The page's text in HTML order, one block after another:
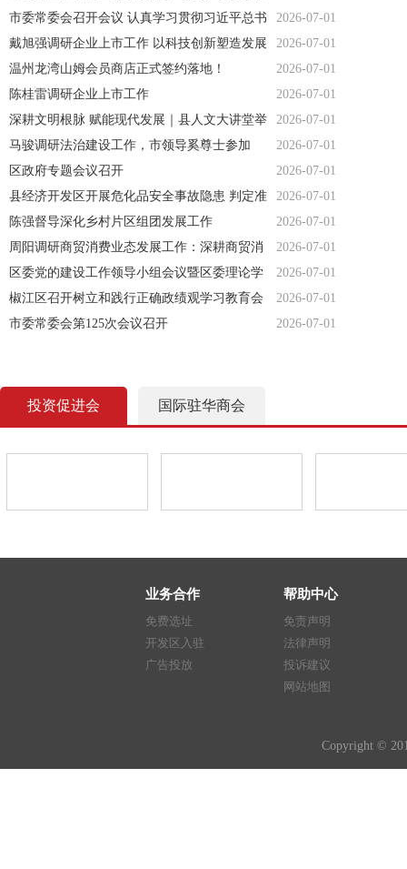
举办
2026-07-01
市委常委会召开会议 认真学习贯彻习近平总书
记 重要讲话重要指示精神
2026-07-01
戴旭强调研企业上市工作 以科技创新塑造发展
新优势 政企携手奋力跑出上市加速度
2026-07-01
温州龙湾山姆会员商店正式签约落地！
2026-07-01
陈桂雷调研企业上市工作
2026-07-01
深耕文明根脉 赋能现代发展｜县人文大讲堂举
行
2026-07-01
马骏调研法治建设工作，市领导奚尊士参加
2026-07-01
区政府专题会议召开
2026-07-01
县经济开发区开展危化品安全事故隐患 判定准
则专题解读培训
2026-07-01
陈强督导深化乡村片区组团发展工作
2026-07-01
周阳调研商贸消费业态发展工作：深耕商贸消
费新业态 激活市场发展新动能
2026-07-01
区委党的建设工作领导小组会议暨区委理论学
习中心组习近平党建思想专题学习会召开
2026-07-01
椒江区召开树立和践行正确政绩观学习教育会
2026-07-01
市委常委会第125次会议召开
投资促进会 国际驻华商会
业务合作
免费选址
开发区入驻
广告投放
帮助中心
免责声明
法律声明
投诉建议
网站地图
Copyright ©